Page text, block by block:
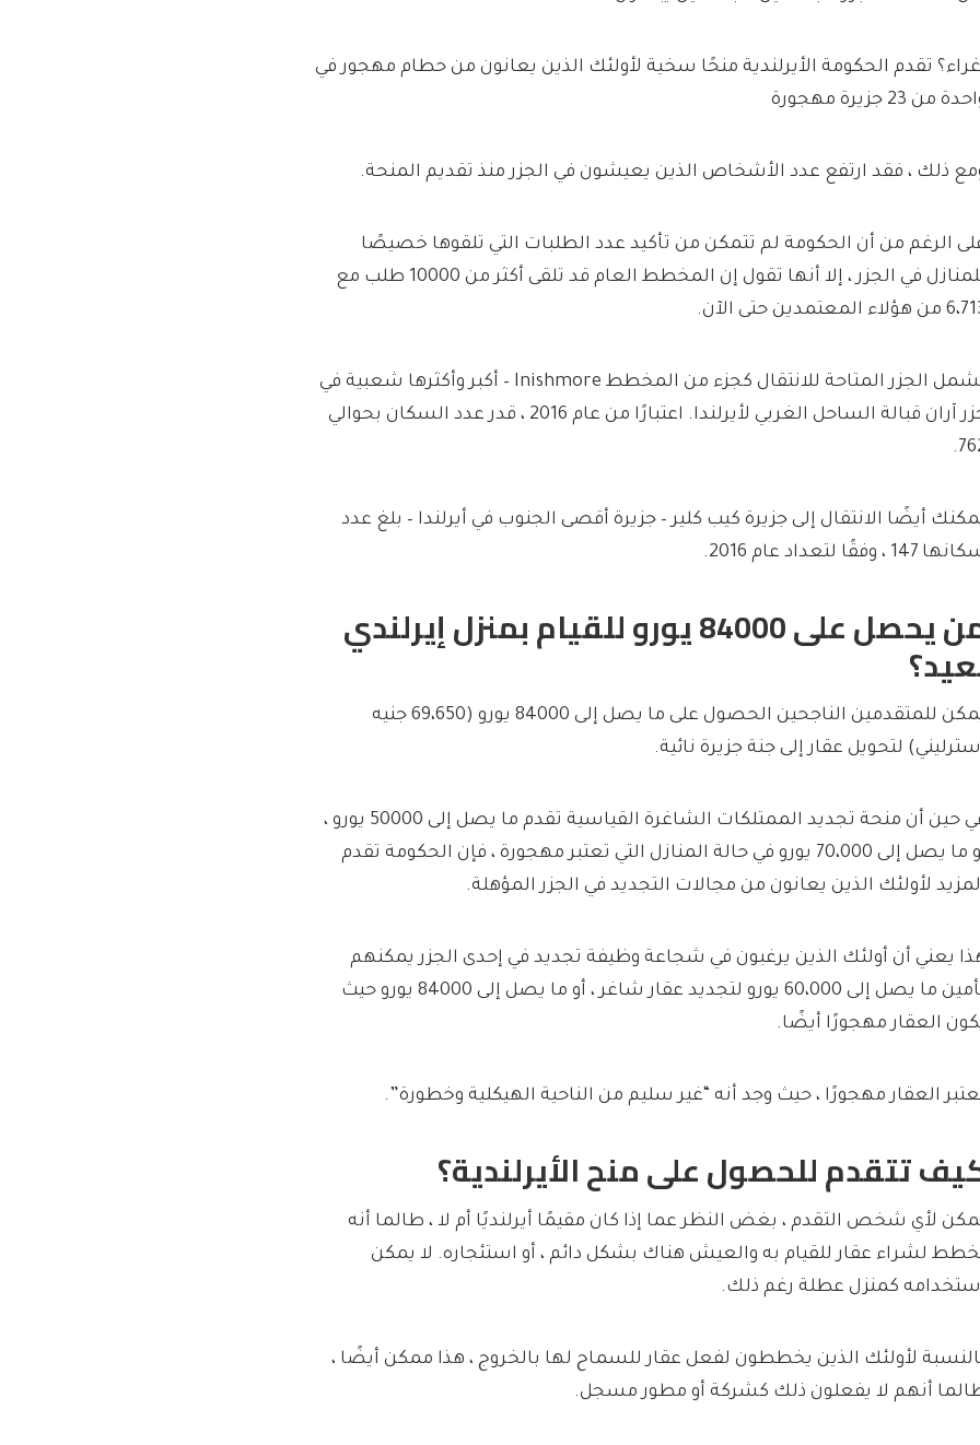
تقدم الحكومة الأيرلندية منحًا سخية لأولئك الذين يعانون من حطام مهجور في
من 23 جزيرة مهجورة
ذلك ، فقد ارتفع عدد الأشخاص الذين يعيشون في الجزر منذ تقديم المنحة.
الرغم من أن الحكومة لم تتمكن من تأكيد عدد الطلبات التي تلقوها خصيصًا
للمنازل في الجزر ، إلا أنها تقول إن المخطط العام قد تلقى أكثر من 10000 طلب مع
هؤلاء المعتمدين حتى الآن.
تشمل الجزر المتاحة للانتقال كجزء من المخطط Inishmore – أكبر وأكثرها شعبية في
جزر آران قبالة الساحل الغربي لأيرلندا. اعتبارًا من عام 2016 ، قدر عدد السكان بحوالي
أيضًا الانتقال إلى جزيرة كيب كلير – جزيرة أقصى الجنوب في أيرلندا – بلغ عدد
147 ، وفقًا لتعداد عام 2016.
من يحصل على 84000 يورو للقيام بمنزل إيرلندي
يمكن للمتقدمين الناجحين الحصول على ما يصل إلى 84000 يورو (69،650 جنيه
لتحويل عقار إلى جنة جزيرة نائية.
في حين أن منحة تجديد الممتلكات الشاغرة القياسية تقدم ما يصل إلى 50000 يورو ،
أو ما يصل إلى 70،000 يورو في حالة المنازل التي تعتبر مهجورة ، فإن الحكومة تقدم
لأولئك الذين يعانون من مجالات التجديد في الجزر المؤهلة.
يعني أن أولئك الذين يرغبون في شجاعة وظيفة تجديد في إحدى الجزر يمكنهم
تأمين ما يصل إلى 60،000 يورو لتجديد عقار شاغر ، أو ما يصل إلى 84000 يورو حيث
العقار مهجورًا أيضًا.
العقار مهجورًا ، حيث وجد أنه “غير سليم من الناحية الهيكلية وخطورة”.
تتقدم للحصول على منح الأيرلندية؟
لأي شخص التقدم ، بغض النظر عما إذا كان مقيمًا أيرلنديًا أم لا ، طالما أنه
لشراء عقار للقيام به والعيش هناك بشكل دائم ، أو استئجاره. لا يمكن
كمنزل عطلة رغم ذلك.
لأولئك الذين يخططون لفعل عقار للسماح لها بالخروج ، هذا ممكن أيضًا ،
أنهم لا يفعلون ذلك كشركة أو مطور مسجل.